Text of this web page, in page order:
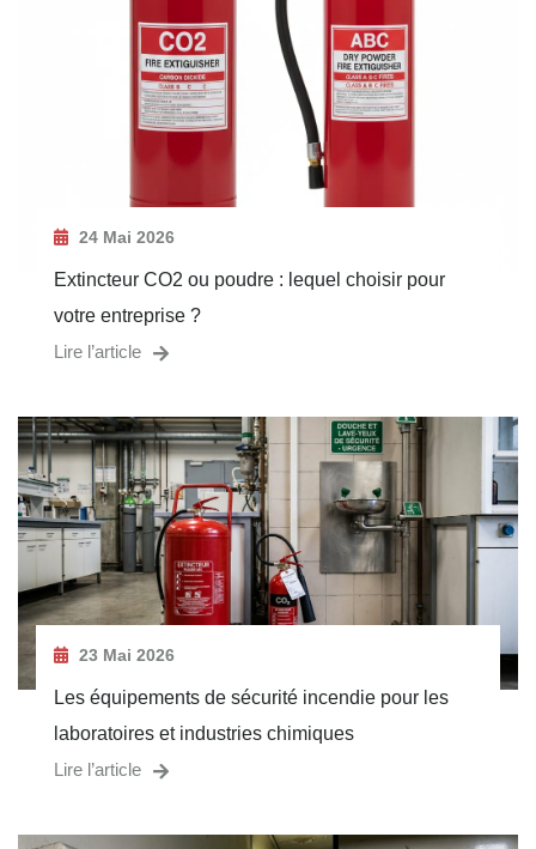
24 Mai 2026
Extincteur CO2 ou poudre : lequel choisir pour
votre entreprise ?
Lire l’article
23 Mai 2026
Les équipements de sécurité incendie pour les
laboratoires et industries chimiques
Lire l’article